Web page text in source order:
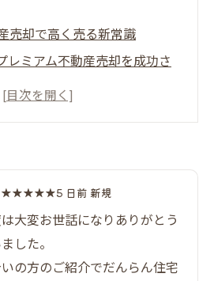
売却で高く売る新常識
レミアム不動産売却を成功さ
一覧
動産売却が注目される理由と
めの不動産売却準備チェック
売却が叶える笑顔の取引体験
★★★★★5 日前 新規
大変お世話になりありがとう
した。
の方のご紹介でだんらん住宅